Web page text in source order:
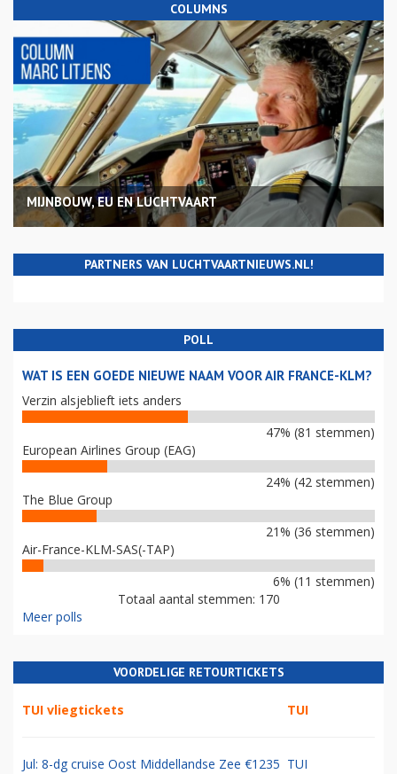
COLUMNS
MIJNBOUW, EU EN LUCHTVAART
PARTNERS VAN LUCHTVAARTNIEUWS.NL!
POLL
WAT IS EEN GOEDE NIEUWE NAAM VOOR AIR FRANCE-KLM?
Verzin alsjeblieft iets anders
47% (81 stemmen)
European Airlines Group (EAG)
24% (42 stemmen)
The Blue Group
21% (36 stemmen)
Air-France-KLM-SAS(-TAP)
6% (11 stemmen)
Totaal aantal stemmen: 170
Meer polls
VOORDELIGE RETOURTICKETS
TUI vliegtickets TUI
Jul: 8-dg cruise Oost Middellandse Zee €1235 TUI